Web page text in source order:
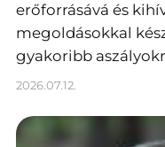
erőforrásává és
megoldásokkal
gyakoribb
2026.07.12.